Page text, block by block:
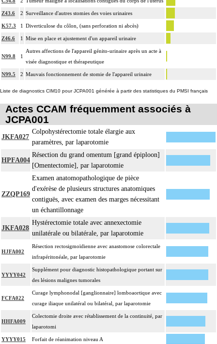
Z43.6 2 Surveillance d'autres stomies des voies urinaires
K57.3 1 Diverticulose du côlon, (sans perforation ni abcès)
Z46.6 1 Mise en place et ajustement d'un appareil urinaire
N99.8 1
Autres affections de l'appareil génito-urinaire après un acte à
visée diagnostique et thérapeutique
N99.5 2 Mauvais fonctionnement de stomie de l'appareil urinaire
Liste de diagnostics CIM10 pour JCPA001 générée à partir des statistiques du PMSI français
Actes CCAM fréquemment associés à
JCPA001
JKFA027
Colpohystérectomie totale élargie aux
paramètres, par laparotomie
HPFA004
Résection du grand omentum [grand épiploon]
[Omentectomie], par laparotomie
ZZQP169
Examen anatomopathologique de pièce
d'exérèse de plusieurs structures anatomiques
contiguës, avec examen des marges nécessitant
un échantillonnage
JKFA028
Hystérectomie totale avec annexectomie
unilatérale ou bilatérale, par laparotomie
HJFA002
Résection rectosigmoïdienne avec anastomose colorectale
infrapéritonéale, par laparotomie
YYYY042
Supplément pour diagnostic histopathologique portant sur
des lésions malignes tumorales
FCFA022
Curage lymphonodal [ganglionnaire] lomboaortique avec
curage iliaque unilatéral ou bilatéral, par laparotomie
HHFA009
Colectomie droite avec rétablissement de la continuité, par
laparotomi
YYYY015 Forfait de réanimation niveau A